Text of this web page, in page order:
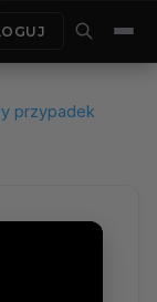
przypadek